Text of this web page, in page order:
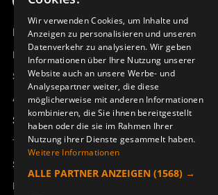
950068-000 ERA 100J
Produktübersicht
Remotus
Sesam
Access_Ctrl
Support
Technischer Support
Service buchen
Handbücher und Videoanleitungen
DEUTSCH
Wir verwenden Cookies, um Inhalte und
Anzeigen zu personalisieren und unseren
Datenverkehr zu analysieren. Wir geben
Informationen über Ihre Nutzung unserer
Website auch an unsere Werbe- und
Analysepartner weiter, die diese
möglicherweise mit anderen Informationen
kombinieren, die Sie ihnen bereitgestellt
haben oder die sie im Rahmen Ihrer
Nutzung ihrer Dienste gesammelt haben.
Weitere Informationen
ALLE PARTNER ANZEIGEN (1568) →